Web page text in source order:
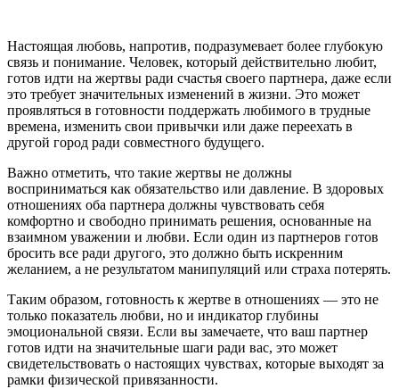
Настоящая любовь, напротив, подразумевает более глубокую
связь и понимание. Человек, который действительно любит,
готов идти на жертвы ради счастья своего партнера, даже если
это требует значительных изменений в жизни. Это может
проявляться в готовности поддержать любимого в трудные
времена, изменить свои привычки или даже переехать в
другой город ради совместного будущего.
Важно отметить, что такие жертвы не должны
восприниматься как обязательство или давление. В здоровых
отношениях оба партнера должны чувствовать себя
комфортно и свободно принимать решения, основанные на
взаимном уважении и любви. Если один из партнеров готов
бросить все ради другого, это должно быть искренним
желанием, а не результатом манипуляций или страха потерять.
Таким образом, готовность к жертве в отношениях — это не
только показатель любви, но и индикатор глубины
эмоциональной связи. Если вы замечаете, что ваш партнер
готов идти на значительные шаги ради вас, это может
свидетельствовать о настоящих чувствах, которые выходят за
рамки физической привязанности.